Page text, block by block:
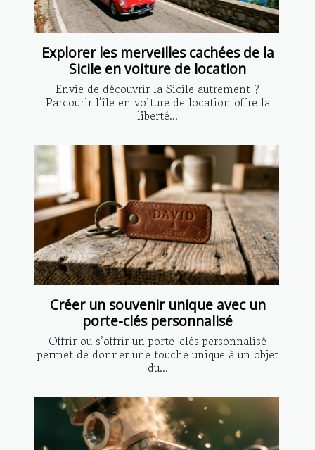
Explorer les merveilles cachées de la
Sicile en voiture de location
Envie de découvrir la Sicile autrement ?
Parcourir l’île en voiture de location offre la
liberté...
Créer un souvenir unique avec un
porte-clés personnalisé
Offrir ou s’offrir un porte-clés personnalisé
permet de donner une touche unique à un objet
du...